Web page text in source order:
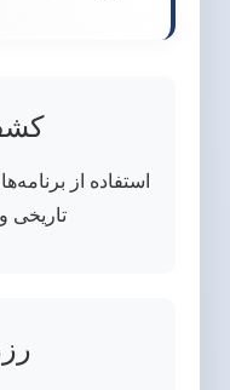
استفاده از
تاریخی